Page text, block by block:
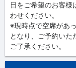
日をご希望のお客様
わせください。
※現時点で空席があ
となり、ご予約いた
ご了承ください。